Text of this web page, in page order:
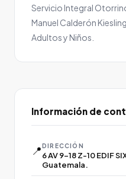
Servicio Integral
Manuel Calderón
Adultos y Niños.
Información de
📍DIRECCIÓN
6 AV 9-18 Z-10 EDIF
Guatemala.